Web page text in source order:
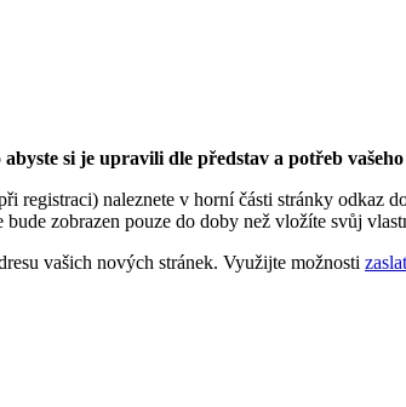
si je upravili dle představ a potřeb
registraci) naleznete v horní části stránky odkaz
zobrazen pouze do doby než vložíte svůj
vašich nových stránek. Využijte možnosti